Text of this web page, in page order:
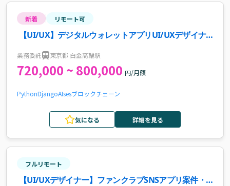
新着 リモート可
【UI/UX】デジタルウォレットアプリUI/UXデザイナ
業務委託 東京都 白金高輪駅
720,000 ~ 800,000 円/月額
PythonDjangoAIsesブロックチェーン
気になる 詳細を見る
フルリモート
【UI/UXデザイナー】ファンクラブSNSアプリ案件・